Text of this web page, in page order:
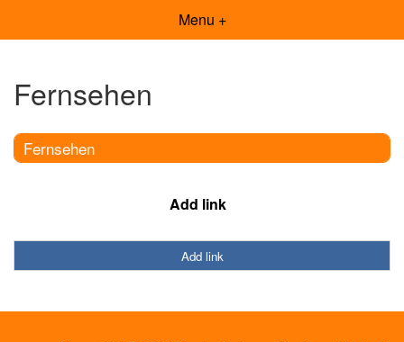
Menu +
Fernsehen
Fernsehen
Add link
Add link